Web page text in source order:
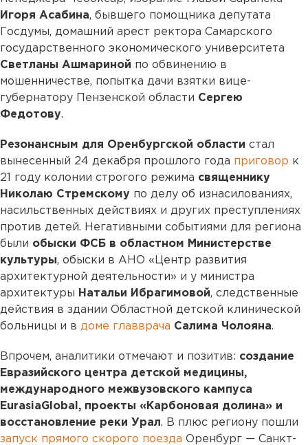
Игоря Асабина, бывшего помощника депутата
Госдумы, домашний арест ректора Самарского
государственного экономического университета
Светланы Ашмариной по обвинению в
мошенничестве, попытка дачи взятки вице-
губернатору Пензенской области Сергею
Федотову.
Резонансным для Оренбургской области стал
вынесенный 24 декабря прошлого года приговор к
21 году колонии строгого режима священнику
Николаю Стремскому по делу об изнасилованиях,
насильственных действиях и других преступлениях
против детей. Негативными событиями для региона
были обыски ФСБ в областном Министерстве
культуры, обыски в АНО «Центр развития
архитектурной деятельности» и у министра
архитектуры Натальи Ибрагимовой, следственные
действия в здании Областной детской клинической
больницы и в доме главврача Салима Чолояна.
Впрочем, аналитики отмечают и позитив: создание
Евразийского центра детской медицины,
международного межвузовского кампуса
EurasiaGlobal, проекты «Карбоновая долина» и
восстановление реки Урал. В плюс региону пошли
запуск прямого скорого поезда Оренбург — Санкт-